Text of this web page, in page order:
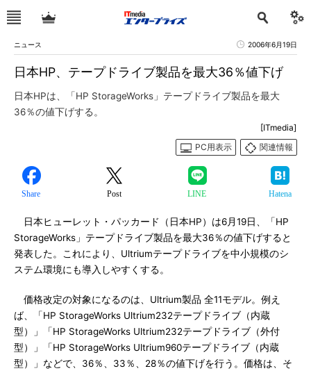
ニュース 2006年6月19日
日本HP、テープドライブ製品を最大36％値下げ
日本HPは、「HP StorageWorks」テープドライブ製品を最大
36％の値下げする。
[ITmedia]
PC用表示
関連情報
Share Post LINE Hatena
日本ヒューレット・パッカード（日本HP）は6月19日、「HP
StorageWorks」テープドライブ製品を最大36％の値下げすると
発表した。これにより、Ultriumテープドライブを中小規模のシ
ステム環境にも導入しやすくする。
価格改定の対象になるのは、Ultrium製品 全11モデル。例え
ば、「HP StorageWorks Ultrium232テープドライブ（内蔵
型）」「HP StorageWorks Ultrium232テープドライブ（外付
型）」「HP StorageWorks Ultrium960テープドライブ（内蔵
型）」などで、36％、33％、28％の値下げを行う。価格は、そ